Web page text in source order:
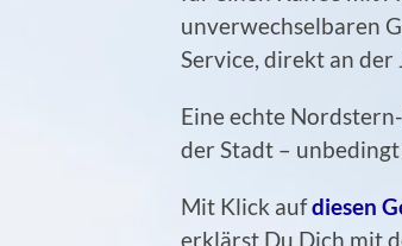
unverwechselbaren
Service, direkt an
Eine echte
der Stadt –
Mit Klick aufdiesen
erklärst Du Dich mit